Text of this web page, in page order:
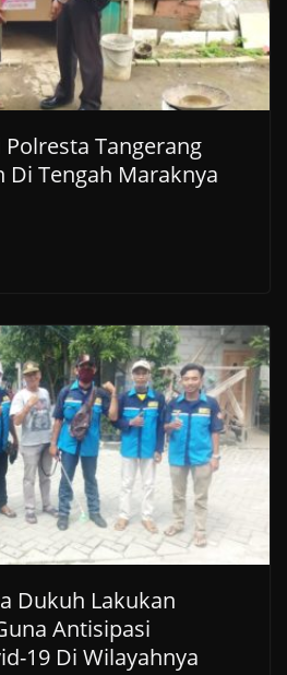
Tangerang
Di Tengah Maraknya
Dukuh Lakukan
Antisipasi
19 Di Wilayahnya